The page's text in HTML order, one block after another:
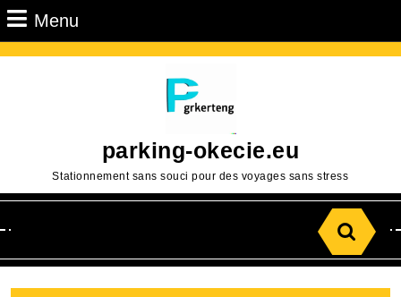
Passer
au
Menu
parking-okecie.eu
Stationnement sans souci pour des voyages sans stress
for: